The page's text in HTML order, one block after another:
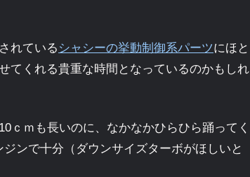
れている シャシーの挙動制御系パーツにほと
てくれる貴重な時間となっているのかもしれ
ｃｍも長いのに、なかなかひらひら踊ってく
ンで十分（ダウンサイズターボがほしいと